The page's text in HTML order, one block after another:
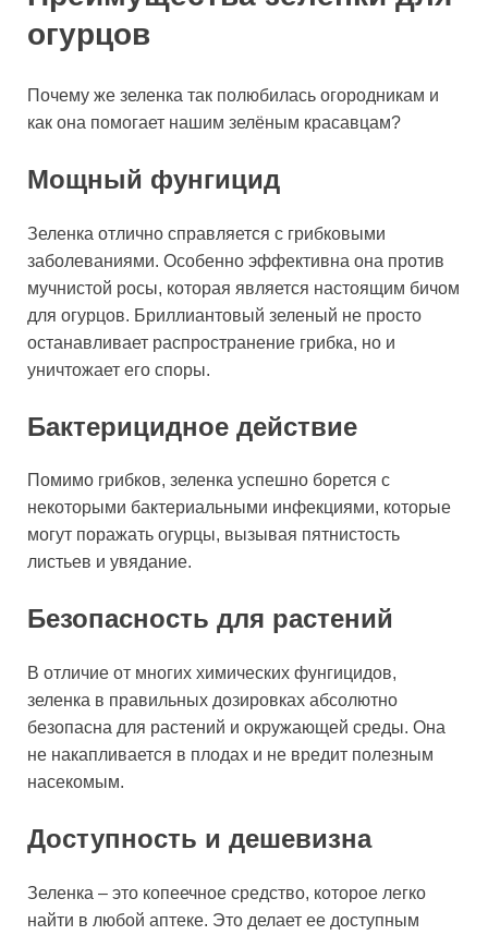
огурцов
Почему же зеленка так полюбилась огородникам и
как она помогает нашим зелёным красавцам?
Мощный фунгицид
Зеленка отлично справляется с грибковыми
заболеваниями. Особенно эффективна она против
мучнистой росы, которая является настоящим бичом
для огурцов. Бриллиантовый зеленый не просто
останавливает распространение грибка, но и
уничтожает его споры.
Бактерицидное действие
Помимо грибков, зеленка успешно борется с
некоторыми бактериальными инфекциями, которые
могут поражать огурцы, вызывая пятнистость
листьев и увядание.
Безопасность для растений
В отличие от многих химических фунгицидов,
зеленка в правильных дозировках абсолютно
безопасна для растений и окружающей среды. Она
не накапливается в плодах и не вредит полезным
насекомым.
Доступность и дешевизна
Зеленка – это копеечное средство, которое легко
найти в любой аптеке. Это делает ее доступным